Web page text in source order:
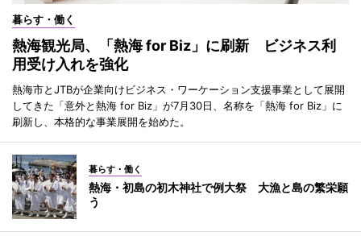
暮らす・働く
熱海観光局、「熱海 for Biz」に刷新 ビジネス利
用受け入れを強化
熱海市とJTBが企業向けビジネス・ワーケーション支援事業として展開
してきた「意外と熱海 for Biz」が7月30日、名称を「熱海 for Biz」に
刷新し、本格的な事業展開を始めた。
暮らす・働く
熱海・初島の初木神社で例大祭 大漁と島の繁栄願
う